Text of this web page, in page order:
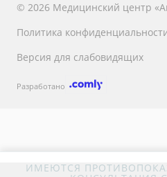
© 2026 Медицинский центр
Политика
Версия для слабовидящих
Разработано
ИМЕЮТСЯ